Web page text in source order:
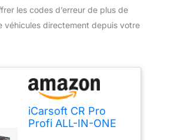
les codes d’erreur de plus de
véhicules directement depuis votre
iCarsoft CR Pro
Profi ALL-IN-ONE